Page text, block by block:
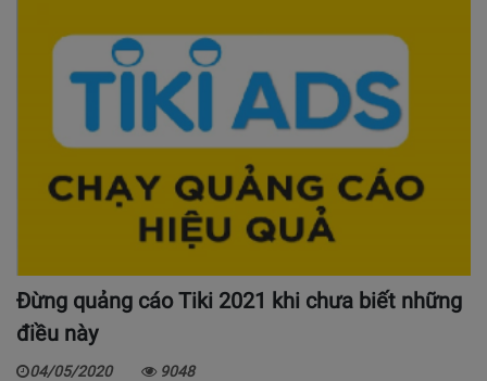
Đừng quảng cáo Tiki 2021 khi chưa biết những
điều này
04/05/2020 9048